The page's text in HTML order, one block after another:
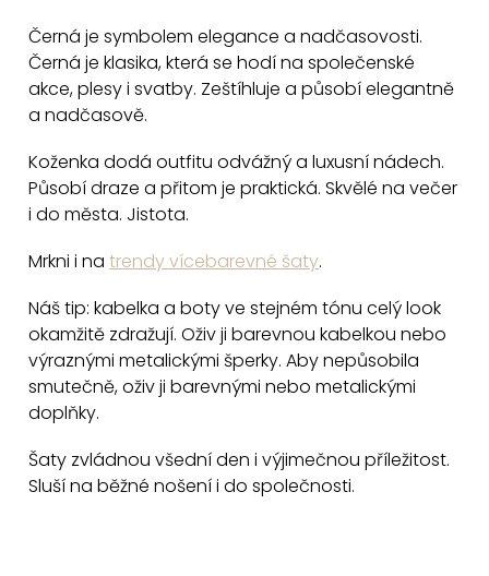
l
á
c
í
v
k
y
v
ý
s
Černá je symbolem elegance a nadčasovosti.
Černá je klasika, která se hodí na společenské
akce, plesy i svatby. Zeštíhluje a působí elegantně
a nadčasově.
Koženka dodá outfitu odvážný a luxusní nádech.
Působí draze a přitom je praktická. Skvělé na večer
i do města. Jistota.
Mrkni i na trendy vícebarevné šaty.
Náš tip: kabelka a boty ve stejném tónu celý look
okamžitě zdražují. Oživ ji barevnou kabelkou nebo
výraznými metalickými šperky. Aby nepůsobila
smutečně, oživ ji barevnými nebo metalickými
doplňky.
Šaty zvládnou všední den i výjimečnou příležitost.
Sluší na běžné nošení i do společnosti.